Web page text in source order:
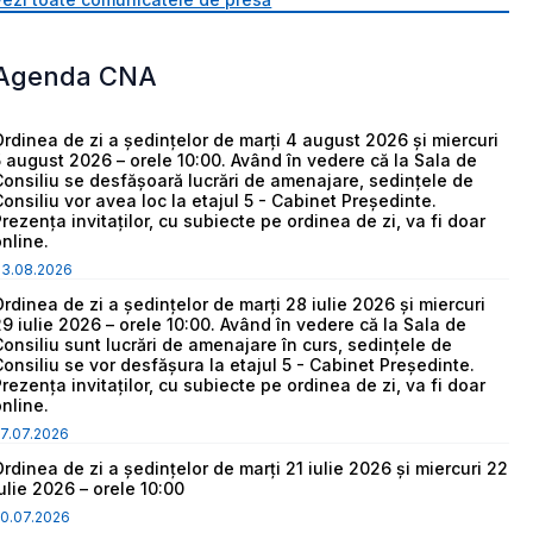
CNA
de zi a ședințelor de marți 4 august 2026 și miercuri
august 2026 – orele 10:00. Având în vedere că la Sala de
se desfășoară lucrări de amenajare, sedințele de
vor avea loc la etajul 5 - Cabinet Președinte.
invitaților, cu subiecte pe ordinea de zi, va fi doar
de zi a ședințelor de marți 28 iulie 2026 și miercuri
iulie 2026 – orele 10:00. Având în vedere că la Sala de
sunt lucrări de amenajare în curs, sedințele de
se vor desfășura la etajul 5 - Cabinet Președinte.
invitaților, cu subiecte pe ordinea de zi, va fi doar
de zi a ședințelor de marți 21 iulie 2026 și miercuri 22
2026 – orele 10:00